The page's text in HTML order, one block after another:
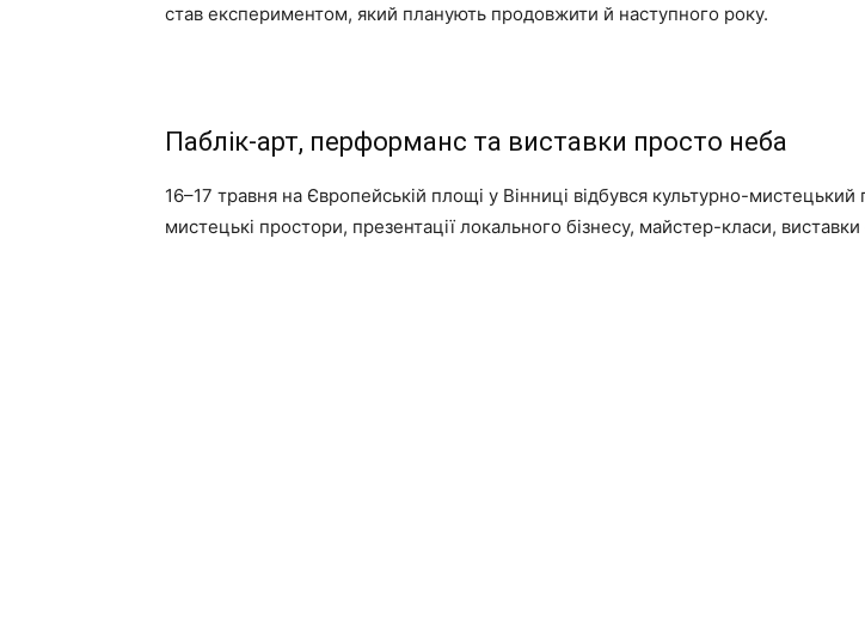
став експериментом, який планують продовжити й наступного року.
Паблік-арт, перформанс та виставки просто неба
16–17 травня на Європейській площі у Вінниці відбувся культурно-
мистецькі простори, презентації локального бізнесу, майстер-класи,